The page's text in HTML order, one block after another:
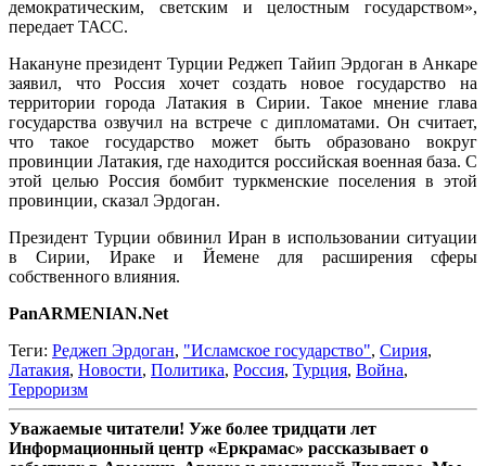
демократическим, светским и целостным государством»,
передает ТАСС.
Накануне президент Турции Реджеп Тайип Эрдоган в Анкаре
заявил, что Россия хочет создать новое государство на
территории города Латакия в Сирии. Такое мнение глава
государства озвучил на встрече с дипломатами. Он считает,
что такое государство может быть образовано вокруг
провинции Латакия, где находится российская военная база. С
этой целью Россия бомбит туркменские поселения в этой
провинции, сказал Эрдоган.
Президент Турции обвинил Иран в использовании ситуации
в Сирии, Ираке и Йемене для расширения сферы
собственного влияния.
PanARMENIAN.Net
Теги: Реджеп Эрдоган, "Исламское государство", Сирия,
Латакия, Новости, Политика, Россия, Турция, Война,
Терроризм
Уважаемые читатели! Уже более тридцати лет
Информационный центр «Еркрамас» рассказывает о